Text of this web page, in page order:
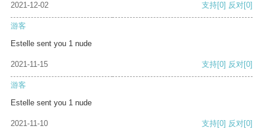
2021-12-02 支持[0] 反对[0]
游客
Estelle sent you 1 nude
2021-11-15 支持[0] 反对[0]
游客
Estelle sent you 1 nude
2021-11-10 支持[0] 反对[0]